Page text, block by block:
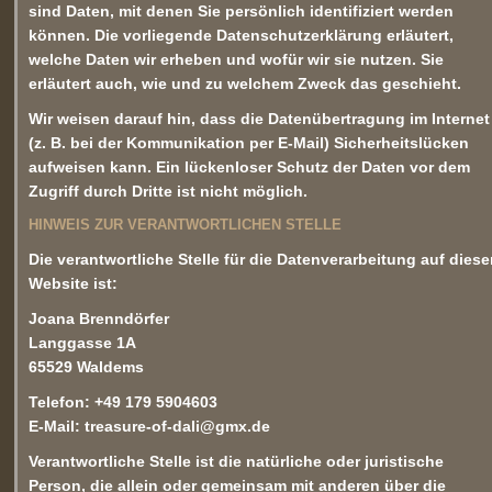
sind Daten, mit denen Sie persönlich identifiziert werden
können. Die vorliegende Datenschutzerklärung erläutert,
welche Daten wir erheben und wofür wir sie nutzen. Sie
erläutert auch, wie und zu welchem Zweck das geschieht.
Wir weisen darauf hin, dass die Datenübertragung im Internet
(z. B. bei der Kommunikation per E-Mail) Sicherheitslücken
aufweisen kann. Ein lückenloser Schutz der Daten vor dem
Zugriff durch Dritte ist nicht möglich.
HINWEIS ZUR VERANTWORTLICHEN STELLE
Die verantwortliche Stelle für die Datenverarbeitung auf
Website ist:
Joana Brenndörfer
Langgasse 1A
65529 Waldems
Telefon: +49 179 5904603
E-Mail: treasure-of-dali@gmx.de
Verantwortliche Stelle ist die natürliche oder juristische
Person, die allein oder gemeinsam mit anderen über die